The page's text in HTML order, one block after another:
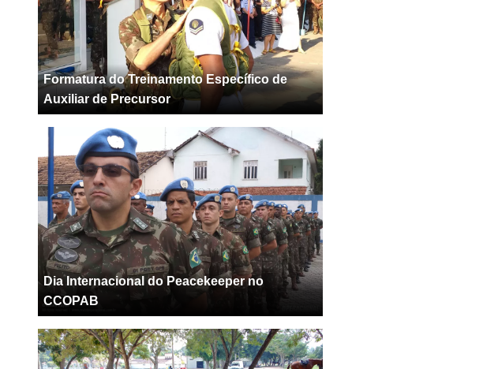
Formatura do Treinamento Específico de
Auxiliar de Precursor
Dia Internacional do Peacekeeper no
CCOPAB